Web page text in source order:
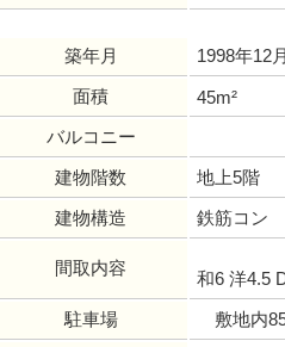
築年月 1998年12月
面積
45m²
バルコニー
建物階数
地上5階
建物構造
鉄筋コン
間取内容
和6 洋4.5
駐車場
敷地内